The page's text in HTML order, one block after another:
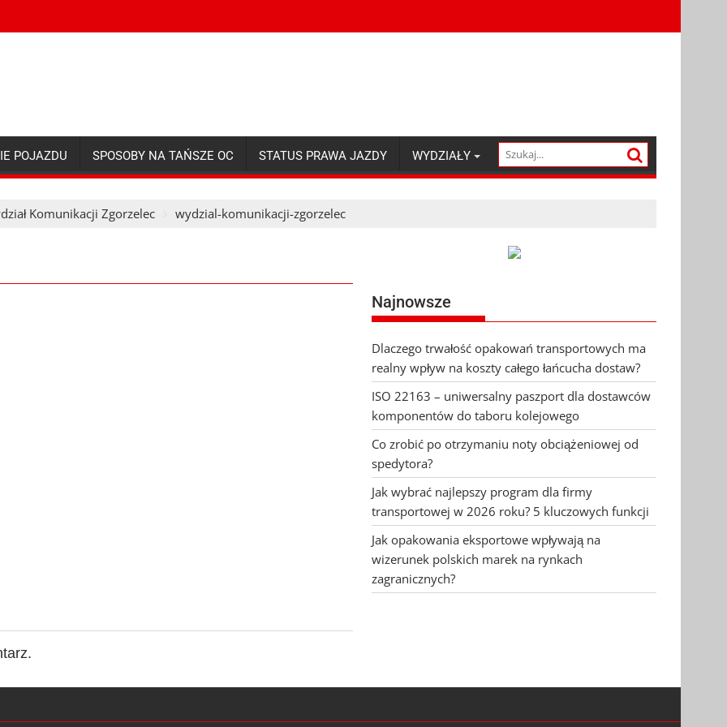
POJAZDU SPOSOBY NA TAŃSZE OC STATUS PRAWA JAZDY WYDZIAŁY
Komunikacji Zgorzelec wydzial-komunikacji-zgorzelec
Najnowsze
Dlaczego trwałość opakowań transportowych ma
realny wpływ na koszty całego łańcucha dostaw?
ISO 22163 – uniwersalny paszport dla dostawców
komponentów do taboru kolejowego
Co zrobić po otrzymaniu noty obciążeniowej od
spedytora?
Jak wybrać najlepszy program dla firmy
transportowej w 2026 roku? 5 kluczowych funkcji
Jak opakowania eksportowe wpływają na
wizerunek polskich marek na rynkach
zagranicznych?